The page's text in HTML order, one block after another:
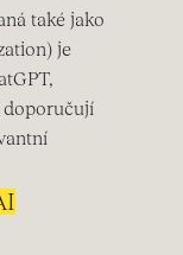
také jako
je
doporučují